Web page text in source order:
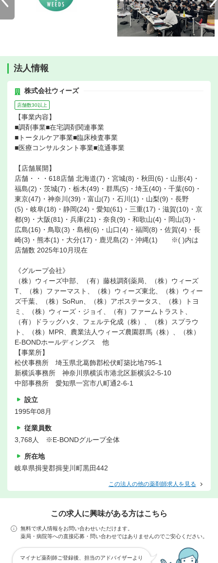
法人情報
株式会社ウィーズ
店舗数30以上
【事業内容】
■調剤事業■在宅調剤関連事業
■トータルケア事業■臨床検査事業
■医療コンサルタント事業■流通事業
【店舗展開】
店舗・・・618店舗 北海道(7)・宮城(8)・秋田(6)・山形(4)・
福島(2)・茨城(7)・栃木(49)・群馬(5)・埼玉(40)・千葉(60)・
東京(47)・神奈川(39)・富山(7)・石川(1)・山梨(9)・長野
(5)・岐阜(18)・静岡(24)・愛知(61)・三重(17)・滋賀(10)・京
都(9)・大阪(81)・兵庫(21)・奈良(9)・和歌山(4)・岡山(3)・
広島(16)・鳥取(3)・島根(6)・山口(4)・福岡(8)・佐賀(4)・長
崎(3)・熊本(1)・大分(17)・鹿児島(2)・沖縄(1) ※( )内は
店舗数 2025年10月現在
《グループ会社》
（株）ウィーズ中部、（有）藤枝調剤薬局、（株）ウィーズ
T、（株）ファーマスト、（株）ウィーズ東北、（株）ウィー
ズ千葉、（株）SoRun、（株）アポステータス、（株）トヨ
ミ、（株）ウィーズ・ジョイ、（有）ファームトラスト、
（有）ドラッグハタ、フェルテ化成（株）、（株）スプラウ
ト、（株）MPR、農業法人ウィーズ農園群馬（株）、（株）
E-BONDホールディングス 他
【事業所】
松伏事務所 埼玉県北葛飾郡松伏町築比地795-1
新横浜事務所 神奈川県横浜市港北区新横浜2-5-10
中部事務所 愛知県一宮市八町通2-6-1
設立
1995年08月
従業員数
3,768人 ※E-BONDグループ全体
所在地
岐阜県揖斐郡揖斐川町黒田442
この法人の他の薬剤師求人を見る
この求人に興味がある方はこちら
無料で求人情報をお問い合わせいただけます。
薬局・病院等への直接応募・問い合わせではありませんのでご安心ください。
マイナビ薬剤師ご登録後、担当のアドバイザーより